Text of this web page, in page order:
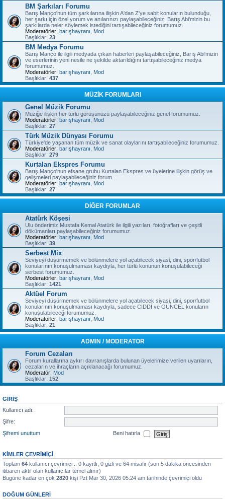
BM Şarkıları Forumu
Barış Manço'nun tüm şarkılarına ilişkin A'dan Z'ye sabit konuların bulunduğu,
her şarkı için özel yorum ve anılarınızı paylaşabileceğiniz, Barış Abi'mizin bu
şarkılarda neler söylemek istediğini tartışabileceğiniz forumumuz.
Moderatörler: barışhayranı
Mod
Başlıklar: 23
BM Medya Forumu
Barış Manço ile ilgili medyada çıkan haberleri paylaşabileceğiniz, Barış Abi'mizin
ve eserlerinin yeni nesile ne şekilde aktarıldığını tartışabileceğiniz medya
forumumuz.
Moderatörler: barışhayranı
Mod
Başlıklar: 437
MÜZİK FORUMLARI
Genel Müzik Forumu
Müziğe ilişkin her türlü görüşünüzü paylaşabileceğiniz genel forumumuz.
Moderatörler: barışhayranı
Mod
Başlıklar: 27
Türk Müzik Dünyası Forumu
Türkiye'de yaşanan tüm müzik ve sanat olaylarını tartışabileceğiniz forumumuz.
Moderatörler: barışhayranı
Mod
Başlıklar: 279
Kurtalan Ekspres Forumu
Barış Manço'nun efsane grubu Kurtalan Ekspres ve üyelerine ilişkin görüş ve
gelişmeleri paylaşabileceğiniz forum.
Moderatörler: barışhayranı
Mod
Başlıklar: 27
DİĞER FORUMLAR
Atatürk Köşesi
Ulu önderimiz Mustafa Kemal Atatürk ile ilgili yazıları, fotoğrafları ve çeşitli
dökümanları paylaşabileceğiniz forumumuz.
Moderatörler: barışhayranı
Mod
Başlıklar: 39
Serbest Mix
Seviyeyi düşürmemek ve bölünmelere yol açabilecek siyasi, dini, spor/futbol
konularının konuşulmaması kaydıyla, her türlü konunun konuşulabileceği
serbest forumumuz.
Moderatörler: barışhayranı
Mod
Başlıklar: 1421
Aktüel Forum
Seviyeyi düşürmemek ve bölünmelere yol açabilecek siyasi, dini, spor/futbol
konularının konuşulmaması kaydıyla, sadece CİDDİ ve GÜNCEL konuların
konuşulabileceği forumumuz.
Moderatörler: barışhayranı
Mod
Başlıklar: 21
ADMIN / MODERATOR
Forum Cezaları
Forum kurallarına aykırı davranışlarda bulunan üyelerimize verilen uyarıların,
cezaların ve ihraçların açıklanacağı forumumuz.
Moderatör: Mod
Başlıklar: 152
GIRIŞ
Kullanıcı adı:
Şifre:
Şifremi unuttum
Beni hatırla
KIMLER ÇEVRIMIÇI
Toplam 64 kullanıcı çevrimiçi :: 0 kayıtlı, 0 gizli ve 64 misafir (son 5 dakika öncesinden
itibaren aktif olan kullanıcılar temel alınır)
Bugüne kadar en çok 2820 kişi Pzt Mar 30, 2026 05:24 am tarihinde çevrimiçi oldu
DOĞUM GÜNLERI